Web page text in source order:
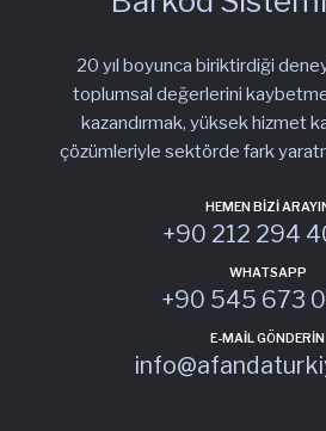
20 yıl boyunca biriktirdiği
toplumsal değerlerini
kazandırmak, yüksek hizmet
çözümleriyle sektörde fark
HEMEN BIZI
+90 212 294
WHATSAPP
+90 545 673
E-MAIL GÖNDERIN